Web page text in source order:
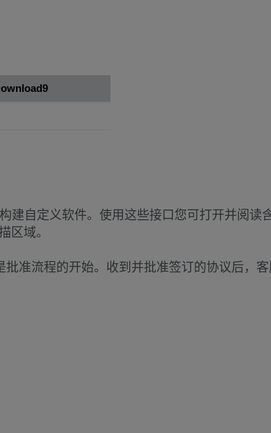
自定义软件。使用这些接口您可打开并阅读
域。
准流程的开始。收到并批准签订的协议后，